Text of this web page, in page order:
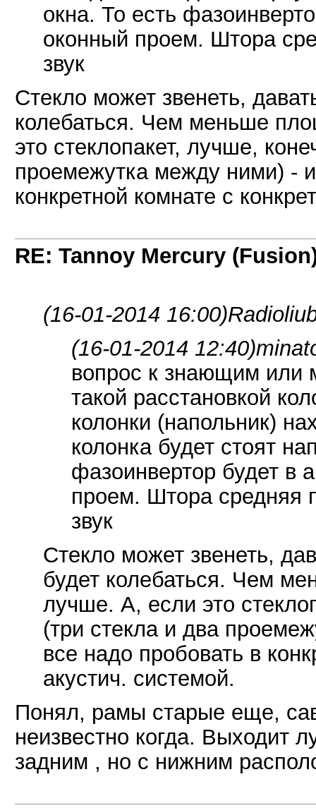
окна. То есть
оконный проем. Штора
звук
Стекло может звенеть,
колебаться. Чем меньше
это стеклопакет, лучше,
проемежутка между ними) -
конкретной комнате с
RE: Tannoy Mercury
(16-01-2014 16:00)
(16-01-2014 12:40)
вопрос к знающим или
такой расстановкой
колонки (напольник)
колонка будет стоят
фазоинвертор будет в
проем. Штора средняя
звук
Стекло может звенеть,
будет колебаться. Чем
лучше. А, если это
(три стекла и два
все надо пробовать в
акустич. системой.
Понял, рамы старые еще,
неизвестно когда. Выходит
задним , но с нижним